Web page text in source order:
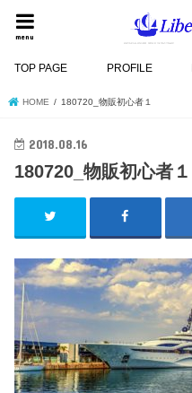
menu
TOP PAGE PROFILE
HOME 180720_物販初心者１
2018.08.16
180720_物販初心者１